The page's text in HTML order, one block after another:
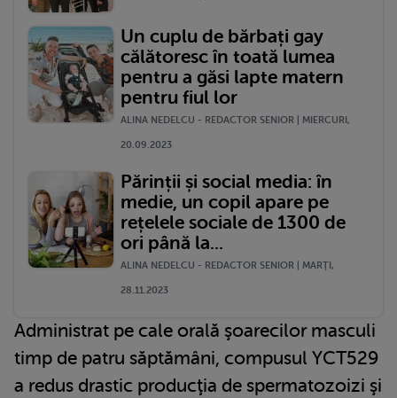
Un cuplu de bărbați gay
călătoresc în toată lumea
pentru a găsi lapte matern
pentru fiul lor
ALINA NEDELCU - REDACTOR SENIOR | MIERCURI,
20.09.2023
Părinții și social media: în
medie, un copil apare pe
rețelele sociale de 1300 de
ori până la...
ALINA NEDELCU - REDACTOR SENIOR | MARŢI,
28.11.2023
Administrat pe cale orală şoarecilor masculi
timp de patru săptămâni, compusul YCT529
a redus drastic producţia de spermatozoizi şi